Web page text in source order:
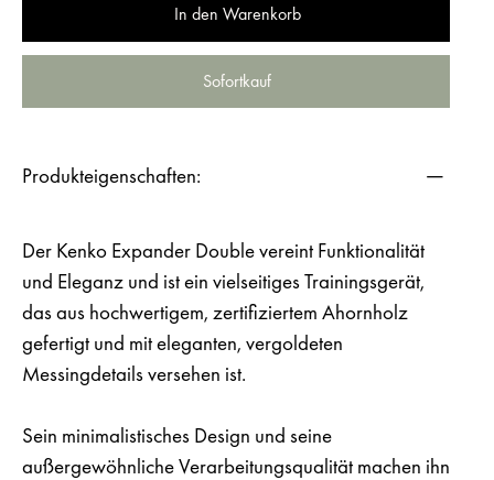
In den Warenkorb
Sofortkauf
Produkteigenschaften:
Der Kenko Expander Double vereint Funktionalität
und Eleganz und ist ein vielseitiges Trainingsgerät,
das aus hochwertigem, zertifiziertem Ahornholz
gefertigt und mit eleganten, vergoldeten
Messingdetails versehen ist.
Sein minimalistisches Design und seine
außergewöhnliche Verarbeitungsqualität machen ihn